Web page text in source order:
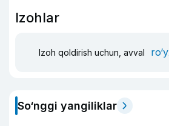
Izohlar
Izoh qoldirish uchun, avval
So‘nggi yangiliklar